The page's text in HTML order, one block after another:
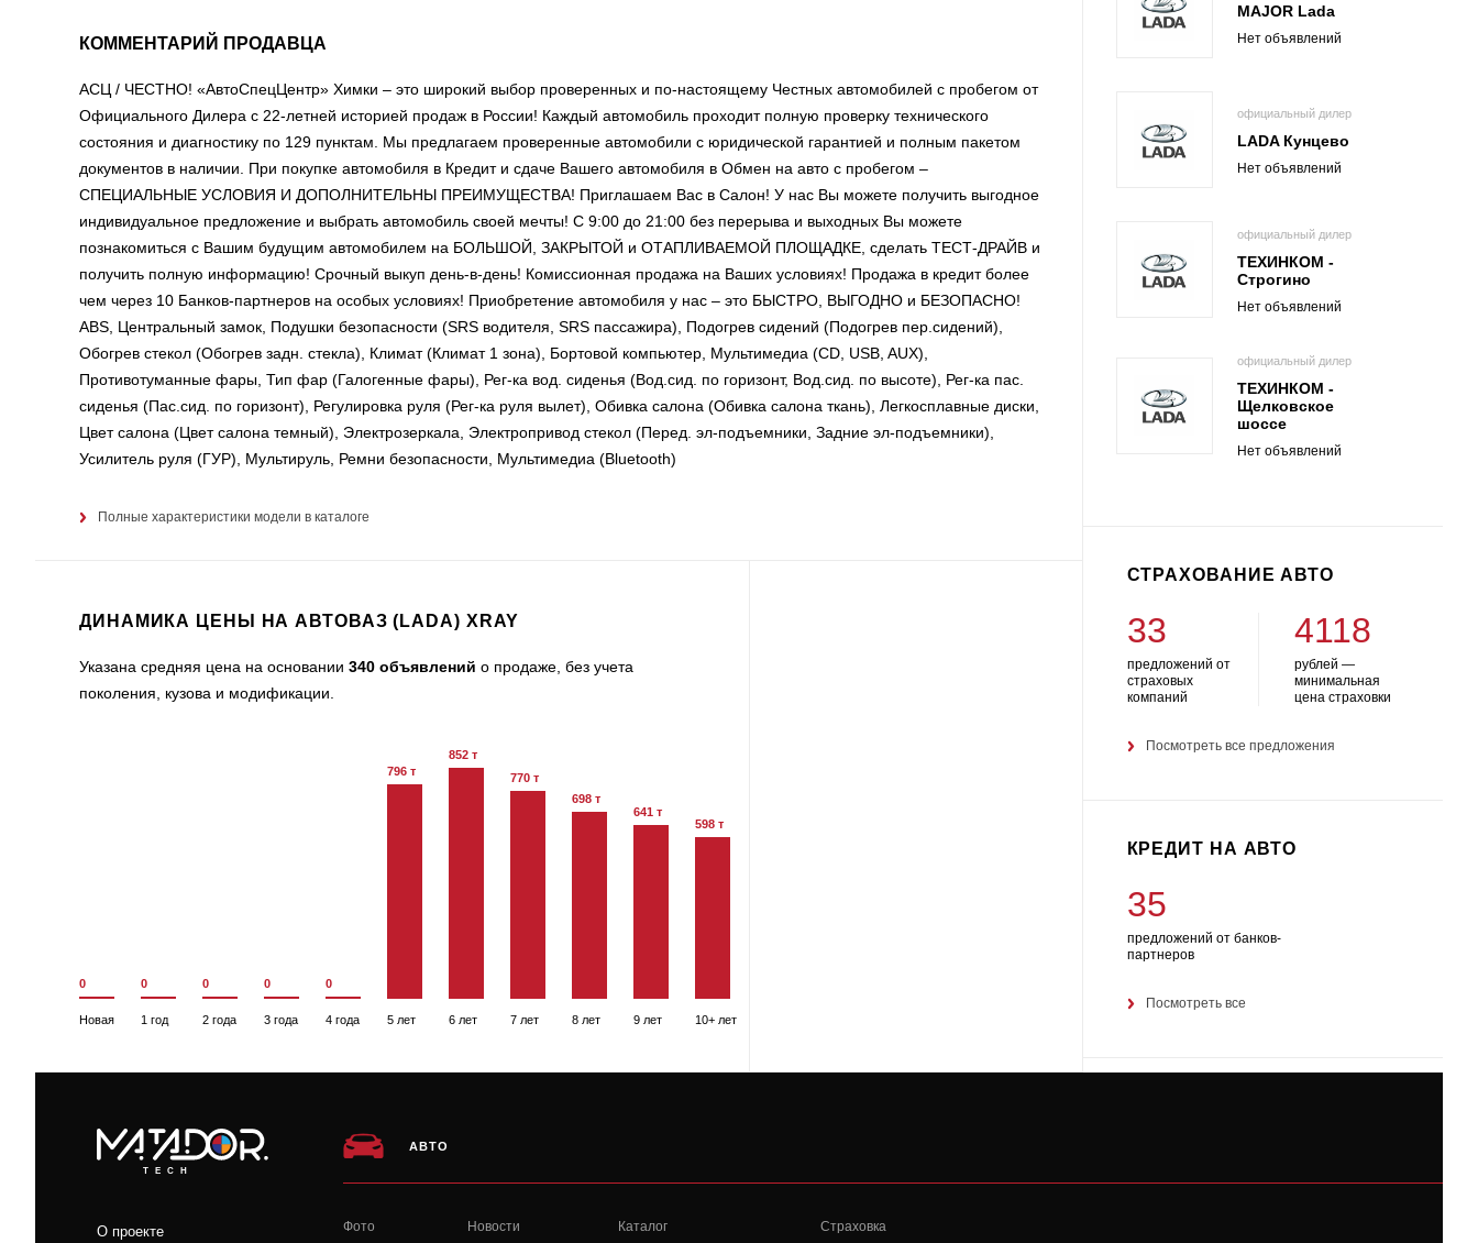
КОММЕНТАРИЙ ПРОДАВЦА
АСЦ / ЧЕСТНО! «АвтоСпецЦентр» Химки – это широкий выбор проверенных и по-настоящему Честных автомобилей с пробегом от
Официального Дилера с 22-летней историей продаж в России! Каждый автомобиль проходит полную проверку технического
состояния и диагностику по 129 пунктам. Мы предлагаем проверенные автомобили с юридической гарантией и полным пакетом
документов в наличии. При покупке автомобиля в Кредит и сдаче Вашего автомобиля в Обмен на авто с пробегом –
СПЕЦИАЛЬНЫЕ УСЛОВИЯ И ДОПОЛНИТЕЛЬНЫ ПРЕИМУЩЕСТВА! Приглашаем Вас в Салон! У нас Вы можете получить выгодное
индивидуальное предложение и выбрать автомобиль своей мечты! С 9:00 до 21:00 без перерыва и выходных Вы можете
познакомиться с Вашим будущим автомобилем на БОЛЬШОЙ, ЗАКРЫТОЙ и ОТАПЛИВАЕМОЙ ПЛОЩАДКЕ, сделать ТЕСТ-ДРАЙВ и
получить полную информацию! Срочный выкуп день-в-день! Комиссионная продажа на Ваших условиях! Продажа в кредит более
чем через 10 Банков-партнеров на особых условиях! Приобретение автомобиля у нас – это БЫСТРО, ВЫГОДНО и БЕЗОПАСНО!
ABS, Центральный замок, Подушки безопасности (SRS водителя, SRS пассажира), Подогрев сидений (Подогрев пер.сидений),
Обогрев стекол (Обогрев задн. стекла), Климат (Климат 1 зона), Бортовой компьютер, Мультимедиа (CD, USB, AUX),
Противотуманные фары, Тип фар (Галогенные фары), Рег-ка вод. сиденья (Вод.сид. по горизонт, Вод.сид. по высоте), Рег-ка пас.
сиденья (Пас.сид. по горизонт), Регулировка руля (Рег-ка руля вылет), Обивка салона (Обивка салона ткань), Легкосплавные диски,
Цвет салона (Цвет салона темный), Электрозеркала, Электропривод стекол (Перед. эл-подъемники, Задние эл-подъемники),
Усилитель руля (ГУР), Мультируль, Ремни безопасности, Мультимедиа (Bluetooth)
Полные характеристики модели в каталоге
ДИНАМИКА ЦЕНЫ НА АВТОВАЗ (LADA) XRAY
Указана средняя цена на основании 340 объявлений о продаже, без учета
поколения, кузова и модификации.
0
Новая
0
1 год
0
2 года
0
3 года
0
4 года
796 т
5 лет
852 т
6 лет
770 т
7 лет
698 т
8 лет
641 т
9 лет
598 т
10+ лет
MAJOR Lada
Нет объявлений
официальный дилер
LADA Кунцево
Нет объявлений
официальный дилер
ТЕХИНКОМ -
Строгино
Нет объявлений
официальный дилер
ТЕХИНКОМ -
Щелковское
шоссе
Нет объявлений
СТРАХОВАНИЕ АВТО
33
предложений от
страховых
компаний
4118
рублей —
минимальная
цена страховки
Посмотреть все предложения
КРЕДИТ НА АВТО
35
предложений от банков-
партнеров
Посмотреть все
TECH
О проекте
АВТО
Фото Новости Каталог Страховка